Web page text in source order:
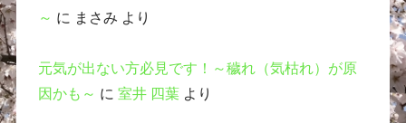
～ に まさみ より
元気が出ない方必見です！～穢れ（気枯れ）が原
因かも～ に 室井 四葉より